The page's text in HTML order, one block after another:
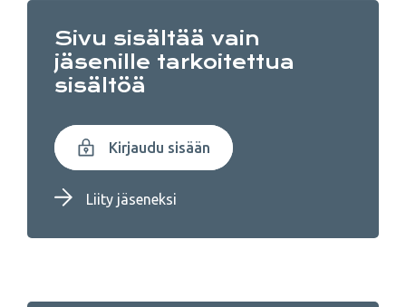
Sivu sisältää vain
jäsenille tarkoitettua
sisältöä
Kirjaudu sisään
Liity jäseneksi